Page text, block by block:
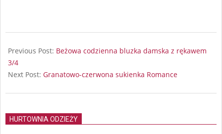
09-
16
Previous Post: Beżowa codzienna bluzka damska z rękawem
3/4
Next Post: Granatowo-czerwona sukienka Romance
HURTOWNIA ODZIEŻY